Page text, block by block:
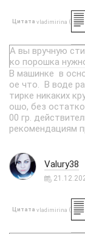
Цитата vladimirina (
А вы вручную
ко порошка
В машинке в
ое что. В воде
тирке никаких
ошо, без
00 гр.
рекомендациям
Valury38
Цитата vladimirina (